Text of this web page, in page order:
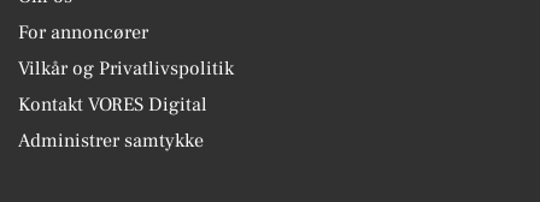
For annoncører
Vilkår og Privatlivspolitik
Kontakt VORES Digital
Administrer samtykke